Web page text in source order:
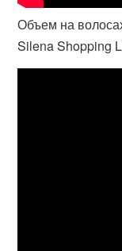
Объем на
Silena Shopping